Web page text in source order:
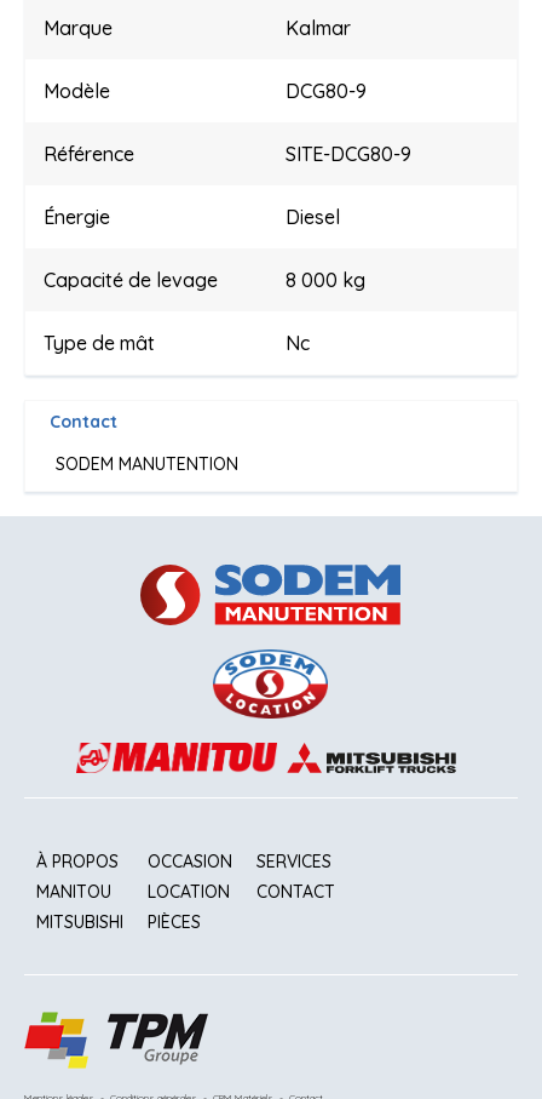
Marque Kalmar
Modèle DCG80-9
Référence SITE-DCG80-9
Énergie Diesel
Capacité de levage 8 000 kg
Type de mât Nc
Contact
SODEM MANUTENTION
À PROPOS
MANITOU
MITSUBISHI
OCCASION
LOCATION
PIÈCES
SERVICES
CONTACT